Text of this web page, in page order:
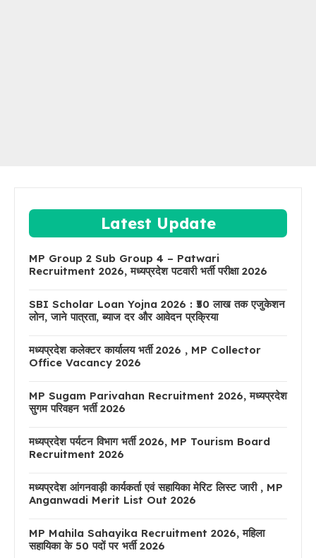
Latest Update
MP Group 2 Sub Group 4 – Patwari
Recruitment 2026, मध्यप्रदेश पटवारी भर्ती परीक्षा 2026
SBI Scholar Loan Yojna 2026 : ₹50 लाख तक एजुकेशन
लोन, जाने पात्रता, ब्याज दर और आवेदन प्रक्रिया
मध्यप्रदेश कलेक्टर कार्यालय भर्ती 2026 , MP Collector
Office Vacancy 2026
MP Sugam Parivahan Recruitment 2026, मध्यप्रदेश
सुगम परिवहन भर्ती 2026
मध्यप्रदेश पर्यटन विभाग भर्ती 2026, MP Tourism Board
Recruitment 2026
मध्यप्रदेश आंगनवाड़ी कार्यकर्ता एवं सहायिका मेरिट लिस्ट जारी , MP
Anganwadi Merit List Out 2026
MP Mahila Sahayika Recruitment 2026, महिला
सहायिका के 50 पदों पर भर्ती 2026